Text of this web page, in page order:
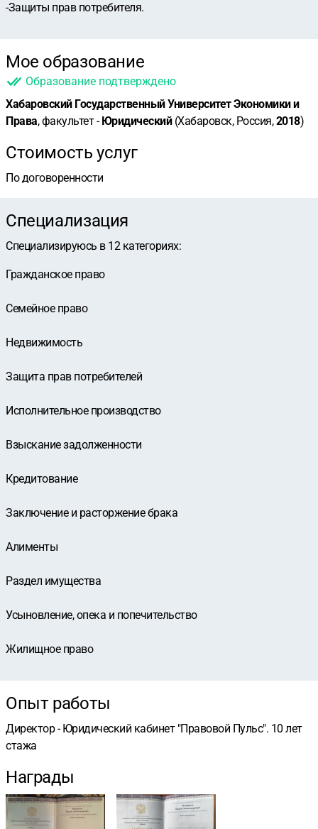
-Защиты прав потребителя.
Мое образование
Образование подтверждено
Хабаровский Государственный Университет Экономики и
Права, факультет -Юридический(Хабаровск, Россия,2018)
Стоимость услуг
По договоренности
Специализация
Специализируюсь в 12 категориях:
Гражданское право
Семейное право
Недвижимость
Защита прав потребителей
Исполнительное производство
Взыскание задолженности
Кредитование
Заключение и расторжение брака
Алименты
Раздел имущества
Усыновление, опека и попечительство
Жилищное право
Опыт работы
Директор - Юридический кабинет "Правовой Пульс". 10 лет
стажа
Награды